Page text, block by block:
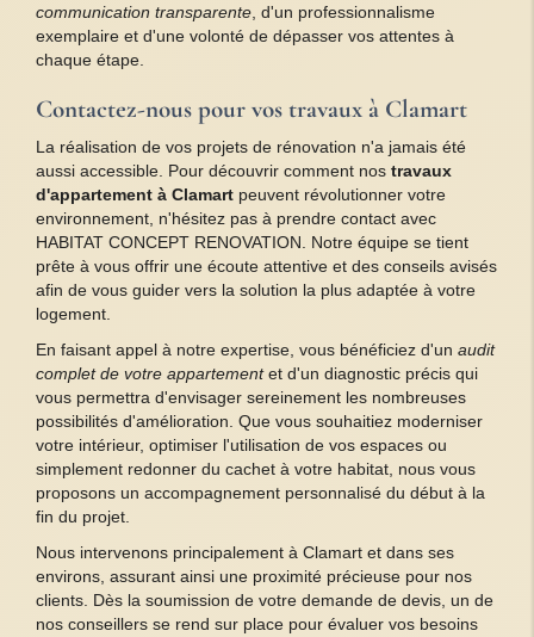
communication transparente, d'un professionnalisme
exemplaire et d'une volonté de dépasser vos attentes à
chaque étape.
Contactez-nous pour vos travaux à Clamart
La réalisation de vos projets de rénovation n'a jamais été
aussi accessible. Pour découvrir comment nos travaux
d'appartement à Clamart peuvent révolutionner votre
environnement, n'hésitez pas à prendre contact avec
HABITAT CONCEPT RENOVATION. Notre équipe se tient
prête à vous offrir une écoute attentive et des conseils avisés
afin de vous guider vers la solution la plus adaptée à votre
logement.
En faisant appel à notre expertise, vous bénéficiez d'un audit
complet de votre appartementet d'un diagnostic précis qui
vous permettra d'envisager sereinement les nombreuses
possibilités d'amélioration. Que vous souhaitiez moderniser
votre intérieur, optimiser l'utilisation de vos espaces ou
simplement redonner du cachet à votre habitat, nous vous
proposons un accompagnement personnalisé du début à la
fin du projet.
Nous intervenons principalement à Clamart et dans ses
environs, assurant ainsi une proximité précieuse pour nos
clients. Dès la soumission de votre demande de devis, un de
nos conseillers se rend sur place pour évaluer vos besoins